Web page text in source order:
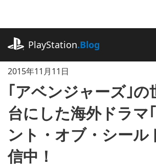
に
キ
ッ
プ
PlayStation.Blog
2015年11月11日
｢アベンジャーズ｣の
台にした海外ドラマ
ント・オブ・シール
信中！